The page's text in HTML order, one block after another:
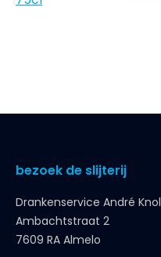
bezoek de slijterij
Drankenservice André Knol
Ambachtstraat 2
7609 RA Almelo